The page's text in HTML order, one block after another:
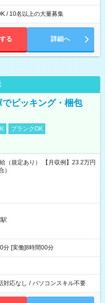
/ 10名以上の大量募集
る 詳細へ
ピッキング・梱包
ブランクOK
（規定あり） 【月収例】23.2万円
）
分 [実働]8時間00分
対応なし / パソコンスキル不要